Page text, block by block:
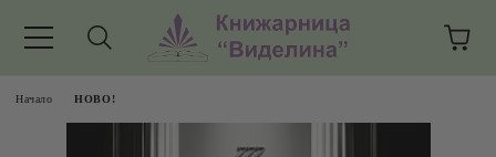
Начало НОВО!